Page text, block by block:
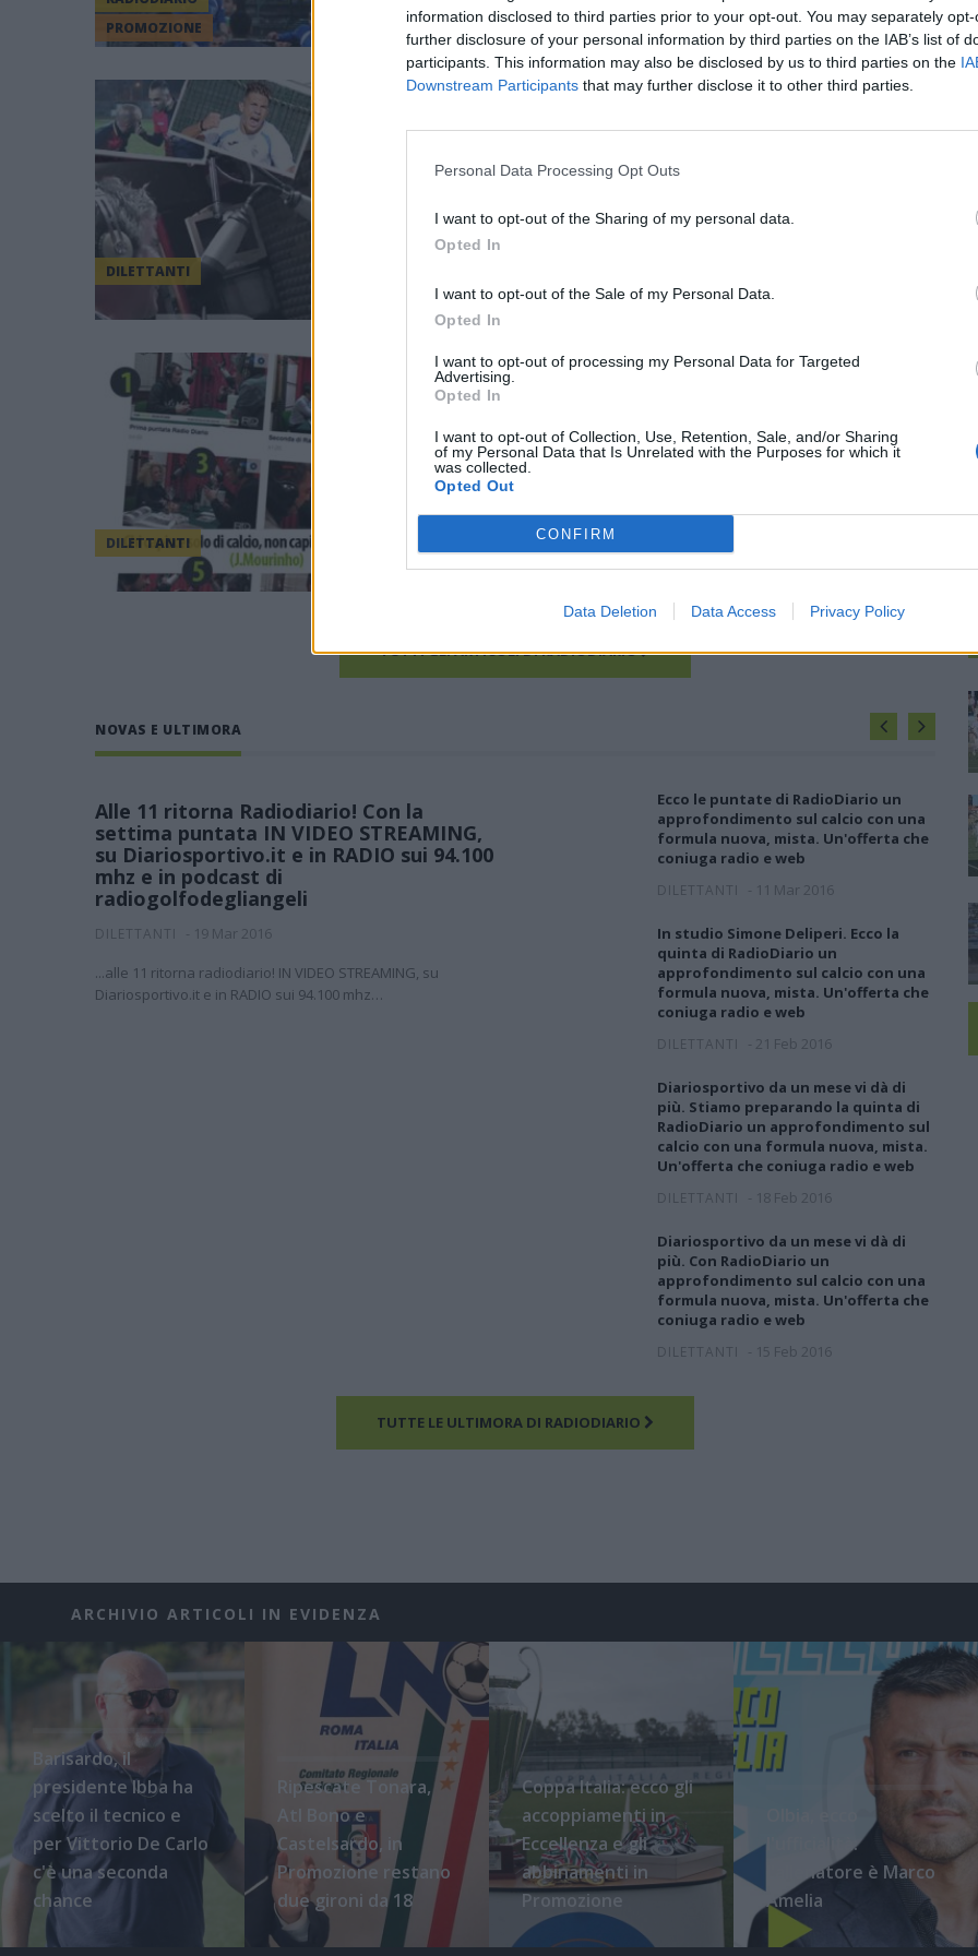
information disclosed to third parties prior to your opt-out. You may separately
further disclosure of your personal information by third parties on the IAB’s list of
participants. This information may also be disclosed by us to third parties on the
Downstream Participants that may further disclose it to other third parties.
Personal Data Processing Opt Outs
I want to opt-out of the Sharing of my personal data.
Opted In
I want to opt-out of the Sale of my Personal Data.
Opted In
I want to opt-out of processing my Personal Data for Targeted
Advertising.
Opted In
I want to opt-out of Collection, Use, Retention, Sale, and/or Sharing
of my Personal Data that Is Unrelated with the Purposes for which it
was collected.
Opted Out
CONFIRM
Data Deletion Data Access Privacy Policy
PROMOZIONE
DILETTANTI
IMMAGINI, STORIE, SOGNI TUTTI INTORNO A UN PALLOLE
Monteurpinu e la favola del Bosa giunto in finale di
Guarda l'ottava puntata di Radiodiario In studio Marco Aiana di
Canniggione , giocatore del La Palma Monteurpinu. Iscritto in Biologia
DILETTANTI
IN STREAMING I VIDEOFILM DI RADIODIARIO
Guarda le sette di RadioDiario un approfondimento
sul calcio con una formula nuova, mista, mai vista!
23 Mar 2016
Diariosportivo da due mesi vi dà di più Con RadioDiario un
che coniuga radio e web. Il tutto immerso in una formula che è un…
TUTTI GLI ARTICOLI DI RADIODIARIO
NOVAS E ULTIMORA
Alle 11 ritorna Radiodiario! Con la
settima puntata IN VIDEO STREAMING,
su Diariosportivo.it e in RADIO sui 94.100
mhz e in podcast di
radiogolfodegliangeli
DILETTANTI
19 Mar 2016
...alle 11 ritorna radiodiario! IN VIDEO STREAMING, su
Diariosportivo.it e in RADIO sui 94.100 mhz…
Ecco le puntate di RadioDiario un
approfondimento sul calcio con una
formula nuova, mista. Un'offerta che
coniuga radio e web
DILETTANTI 11 Mar 2016
In studio Simone Deliperi. Ecco la
quinta di RadioDiario un
approfondimento sul calcio con una
formula nuova, mista. Un'offerta che
coniuga radio e web
DILETTANTI 21 Feb 2016
Diariosportivo da un mese vi dà di
più. Stiamo preparando la quinta di
RadioDiario un approfondimento sul
calcio con una formula nuova, mista.
Un'offerta che coniuga radio e web
DILETTANTI 18 Feb 2016
Diariosportivo da un mese vi dà di
più. Con RadioDiario un
approfondimento sul calcio con una
formula nuova, mista. Un'offerta che
coniuga radio e web
DILETTANTI 15 Feb 2016
TUTTE LE ULTIMORA DI RADIODIARIO
ARCHIVIO ARTICOLI IN EVIDENZA
Barisardo, il
presidente Ibba ha
scelto il tecnico e
per Vittorio De Carlo
c'è una seconda
chance
Ripescate Tonara,
Atl Bono e
Castelsardo, in
Promozione restano
due gironi da 18
Coppa Italia: ecco gli
accoppiamenti in
Eccellenza e gli
abbinamenti in
Promozione
l'ufficialità:
l'allenatore è Marco
Amelia